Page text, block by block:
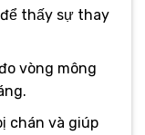
để thấy sự thay
vòng mông
chán và giúp